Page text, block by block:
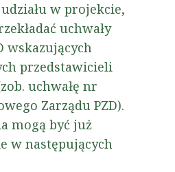
w projekcie,
uchwały
wskazujących
przedstawicieli
uchwałę nr
Zarządu PZD).
mogą być już
w następujących